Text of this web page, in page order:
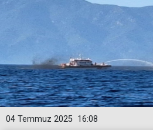
16:08
04 Temmuz 2025